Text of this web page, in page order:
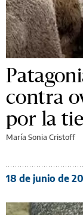
contra
por la
María Sonia Cristoff
18 de junio de